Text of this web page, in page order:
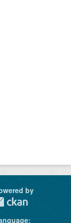
by